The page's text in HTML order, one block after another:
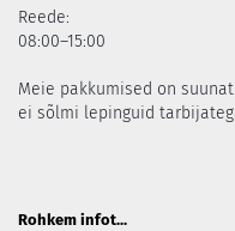
Reede:
08:00–15:00
Meie pakkumised on
ei sõlmi lepinguid
Rohkem infot...